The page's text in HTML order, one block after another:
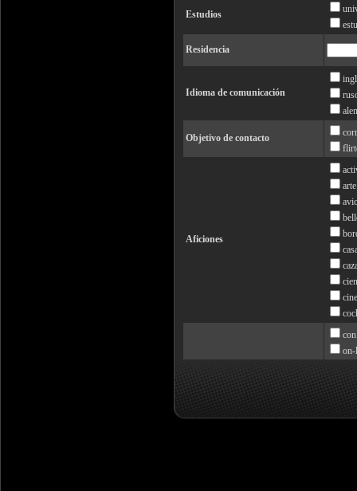
Estudios
Residencia
Idioma de comunicación
Objetivo de contacto
Aficiones
arte
cine